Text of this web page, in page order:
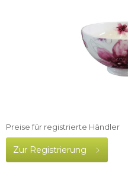
Preise für registrierte Händler
Zur Registrierung